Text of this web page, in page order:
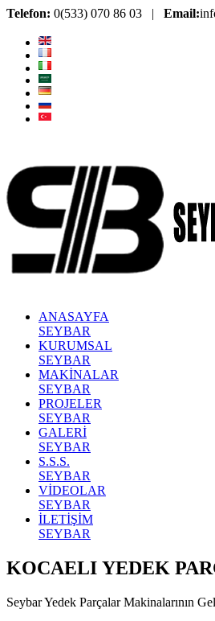
Telefon: 0(533) 070 86 03 | Email:
ANASAYFA
SEYBAR
KURUMSAL
SEYBAR
MAKİNALAR
SEYBAR
PROJELER
SEYBAR
GALERİ
SEYBAR
S.S.S.
SEYBAR
VİDEOLAR
SEYBAR
İLETİŞİM
SEYBAR
KOCAELI YEDEK
Seybar Yedek Parçalar Makinalarının